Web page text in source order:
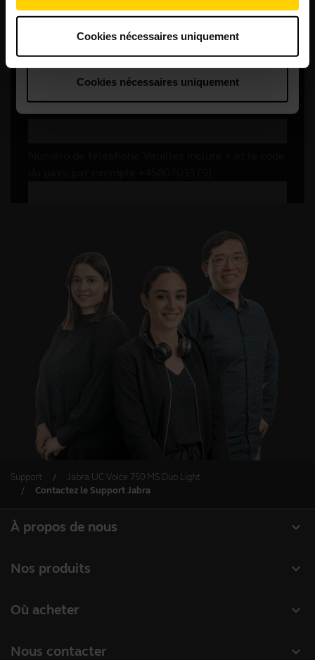
Cookies nécessaires uniquement
Support
Jabra UC Voice 750 MS Duo Light
Contactez le Support Jabra
expand_more
À propos de nous
Durabilité
expand_more
Nos produits
Caméras de visioconférence
expand_more
Où acheter
expand_more
Nous contacter